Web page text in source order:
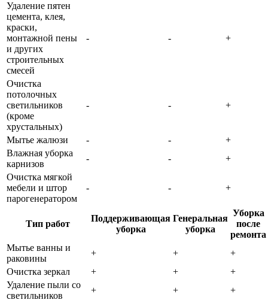
Удаление пятен
цемента, клея,
краски,
монтажной пены
и других
строительных
смесей
- - +
Очистка
потолочных
светильников
(кроме
хрустальных)
- - +
Мытье жалюзи - -
+
Влажная уборка
карнизов
- -
+
Очистка мягкой
мебели и штор
парогенератором
- - +
Тип работ
Поддерживающая
уборка
Генеральная
уборка
Уборка
после
ремонта
Мытье ванны и
раковины
+ +
+
Очистка зеркал
+ +
+
Удаление пыли со
светильников
+ +
+